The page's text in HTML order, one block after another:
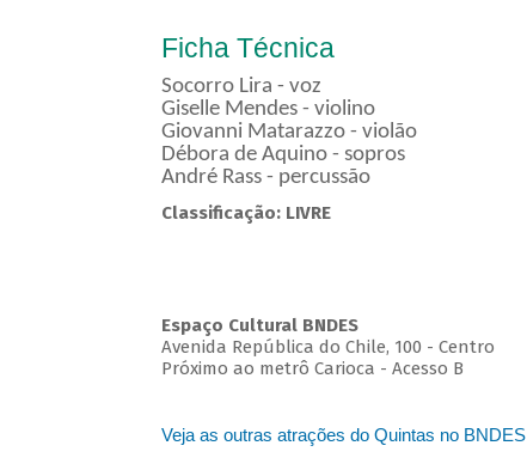
Ficha Técnica
Socorro Lira - voz
Giselle Mendes - violino
Giovanni Matarazzo - violão
Débora de Aquino - sopros
André Rass - percussão
Classificação: LIVRE
Espaço Cultural BNDES
Avenida República do Chile, 100 - Centro
Próximo ao metrô Carioca - Acesso B
Veja as outras atrações do Quintas no BNDES